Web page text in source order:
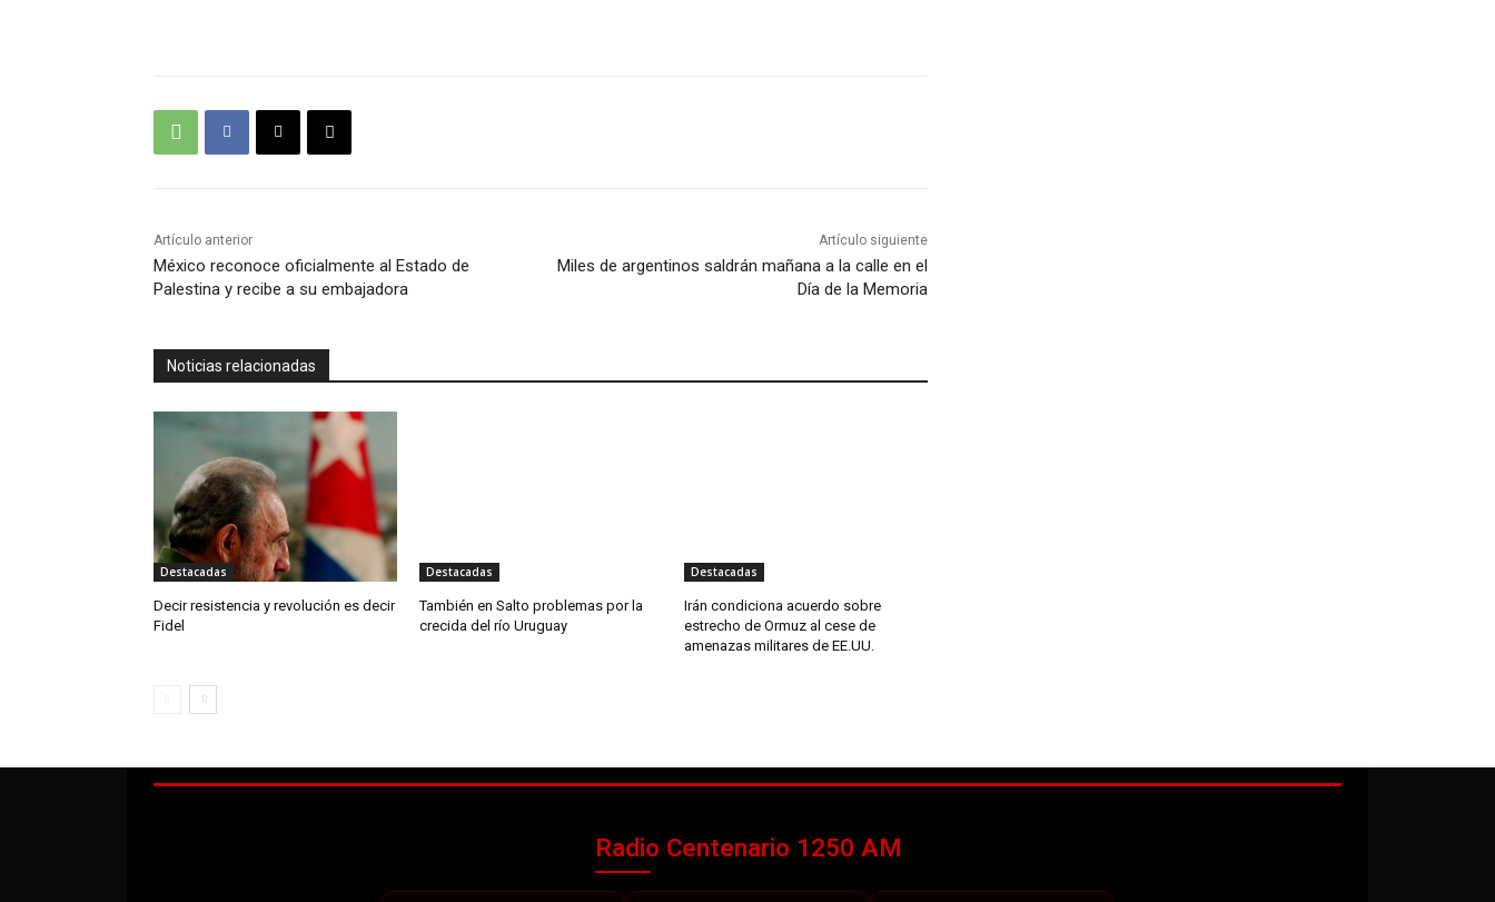
Artículo anterior
México reconoce oficialmente al Estado de
Palestina y recibe a su embajadora
Artículo siguiente
Miles de argentinos saldrán mañana a la calle en el
Día de la Memoria
Noticias relacionadas
Destacadas
Decir resistencia y revolución es decir
Fidel
Destacadas
También en Salto problemas por la
crecida del río Uruguay
Destacadas
Irán condiciona acuerdo sobre
estrecho de Ormuz al cese de
amenazas militares de EE.UU.
Radio Centenario 1250 AM